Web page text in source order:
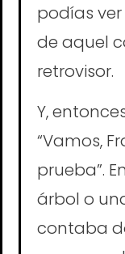
podías
de aquel
retrovisor.
Y,
“Vamos,
prueba”.
árbol o
contaba